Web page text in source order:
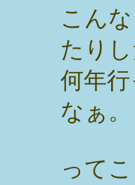
こん
たり
何年
なぁ。
って